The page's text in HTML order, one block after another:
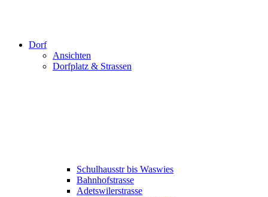
Dorf
Ansichten
Dorfplatz & Strassen
Schulhausstr bis Waswies
Bahnhofstrasse
Adetswilerstrasse